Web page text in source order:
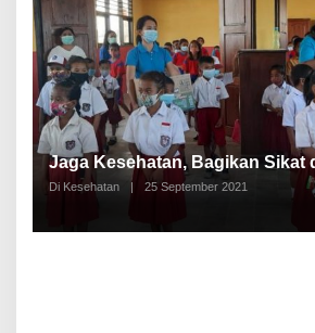
Jaga Kesehatan, Bagikan Sikat
Di Kesehatan | 25 September 2021